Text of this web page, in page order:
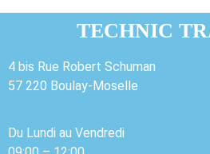
TECHNIC
4 bis Rue Robert Schuman
57 220 Boulay-Moselle
Du Lundi au Vendredi